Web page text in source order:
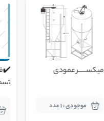
میکســـــر عمودی
موجودی : 1 عدد
و